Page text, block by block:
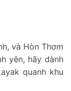
và Hòn Thơm
yên, hãy dành
quanh khu